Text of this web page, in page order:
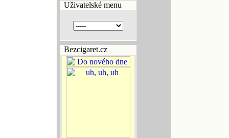
Uživatelské menu
Bezcigaret.cz